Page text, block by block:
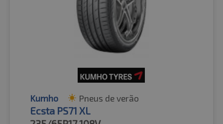
Kumho Pneus de verão
Ecsta PS71 XL